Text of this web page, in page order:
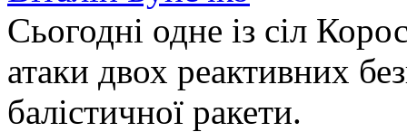
Сьогодні одне із сіл
атаки двох реактивних
балістичної ракети.